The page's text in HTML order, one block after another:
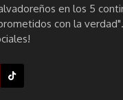
en los 5
con la verdad".